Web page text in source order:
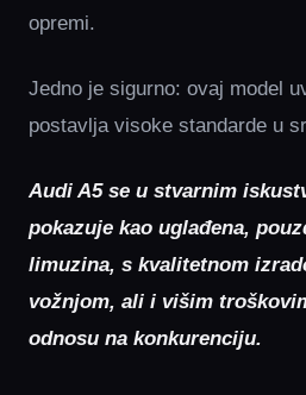
opremi.
Jedno je sigurno: ovaj model
postavlja visoke standarde u
Audi A5 se u stvarnim
pokazuje kao uglađena,
limuzina, s kvalitetnom
vožnjom, ali i višim
odnosu na konkurenciju.